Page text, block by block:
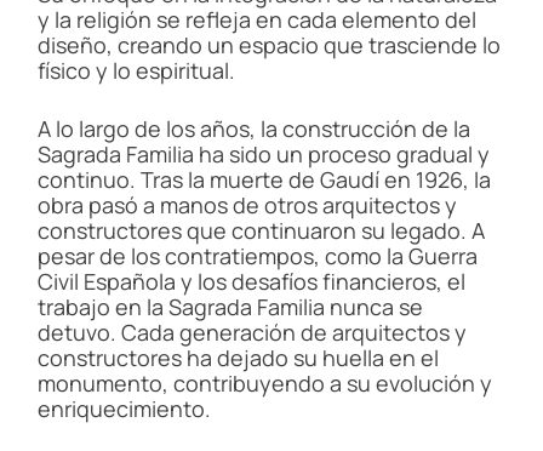
y la religión se refleja en cada elemento del
diseño, creando un espacio que trasciende lo
físico y lo espiritual.
A lo largo de los años, la construcción de la
Sagrada Familia ha sido un proceso gradual y
continuo. Tras la muerte de Gaudí en 1926, la
obra pasó a manos de otros arquitectos y
constructores que continuaron su legado. A
pesar de los contratiempos, como la Guerra
Civil Española y los desafíos financieros, el
trabajo en la Sagrada Familia nunca se
detuvo. Cada generación de arquitectos y
constructores ha dejado su huella en el
monumento, contribuyendo a su evolución y
enriquecimiento.